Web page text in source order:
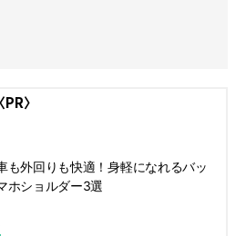
〉
も外回りも快適！身軽になれるバッ
ホショルダー3選